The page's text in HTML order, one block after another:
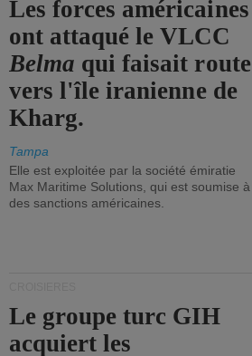
Les forces américaines
ont attaqué le VLCC
Belma qui faisait route
vers l'île iranienne de
Kharg.
Tampa
Elle est exploitée par la société émiratie
Max Maritime Solutions, qui est soumise à
des sanctions américaines.
Le groupe turc GIH
acquiert les